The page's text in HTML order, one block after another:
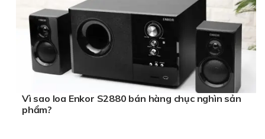
Vì sao loa Enkor S2880 bán hàng chục nghìn sản
phẩm?